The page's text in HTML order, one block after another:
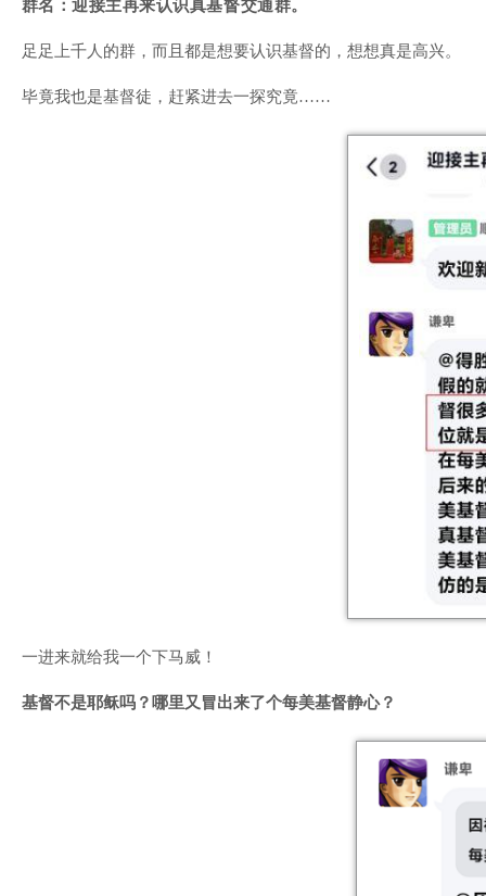
群名：迎接主再来认识真基督交通群。
足足上千人的群，而且都是想要认识基督的，想想真是高兴。
毕竟我也是基督徒，赶紧进去一探究竟……
一进来就给我一个下马威！
基督不是耶稣吗？哪里又冒出来了个每美基督静心？